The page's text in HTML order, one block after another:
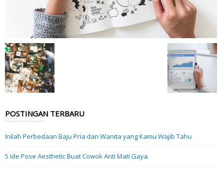
POSTINGAN TERBARU
Inilah Perbedaan Baju Pria dan Wanita yang Kamu Wajib Tahu
5 Ide Pose Aesthetic Buat Cowok Anti Mati Gaya